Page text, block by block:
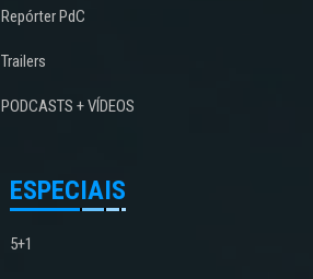
Repórter PdC
Trailers
PODCASTS + VÍDEOS
ESPECIAIS
5+1